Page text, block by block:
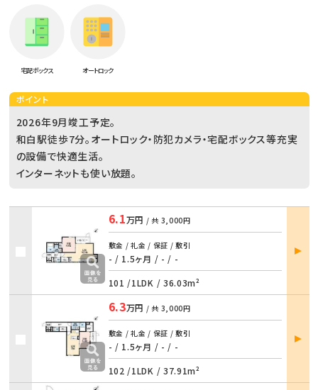
宅配ボックス オートロック
ポイント
2026年9月竣工予定。
和白駅徒歩7分。オートロック・防犯カメラ・宅配ボックス等充実
の設備で快適生活。
インターネットも使い放題。
6.1万円 / 共 3,000円
敷金 / 礼金 / 保証 / 敷引
- / 1.5ヶ月 / - / -
101 /1LDK / 36.03m²
部屋
詳細
6.3万円 / 共 3,000円
敷金 / 礼金 / 保証 / 敷引
- / 1.5ヶ月 / - / -
102 /1LDK / 37.91m²
部屋
詳細